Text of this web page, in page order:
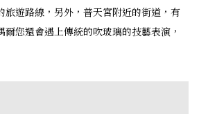
旅遊路線，另外，普天宮附近的街道，有
您還會遇上傳統的吹玻璃的技藝表演，